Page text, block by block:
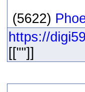
(5622)
https://
[[""]]